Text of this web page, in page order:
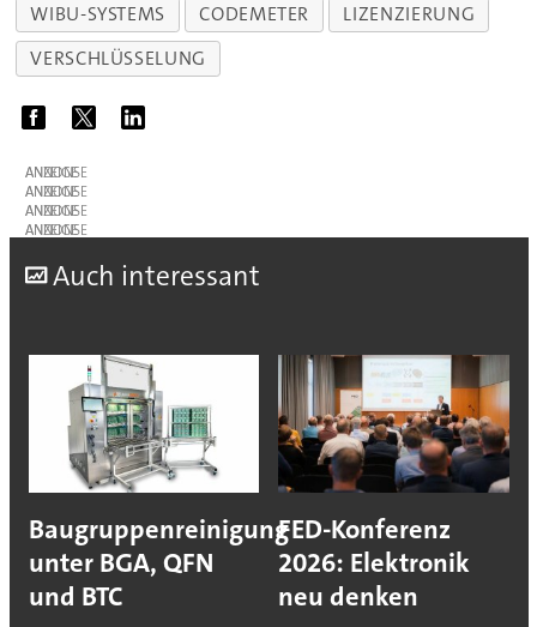
WIBU-SYSTEMS
CODEMETER
LIZENZIERUNG
VERSCHLÜSSELUNG
ANZEIGE
ANZEIGE
ANZEIGE
ANZEIGE
Auch interessant
Baugruppenreinigung
unter BGA, QFN
und BTC
FED-Konferenz
2026: Elektronik
neu denken